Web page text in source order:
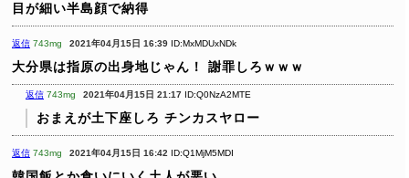
目が細い半島顔で納得
返信 743mg 2021年04月15日 16:39 ID:MxMDUxNDk
大分県は指原の出身地じゃん！ 謝罪しろｗｗｗ
返信 743mg 2021年04月15日 21:17 ID:Q0NzA2MTE
おまえが土下座しろ チンカスヤロー
返信 743mg 2021年04月15日 16:42 ID:Q1MjM5MDI